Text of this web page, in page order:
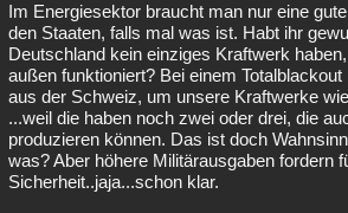
Im Energiesektor braucht man nur eine
den Staaten, falls mal was ist. Habt ihr
Deutschland kein einziges Kraftwerk
außen funktioniert? Bei einem
aus der Schweiz, um unsere Kraftwerke
...weil die haben noch zwei oder drei, die
produzieren können. Das ist doch
was? Aber höhere Militärausgaben fordern
Sicherheit..jaja...schon klar.